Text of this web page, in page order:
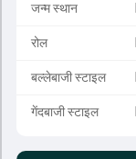
जन्म स्थान
रोल
बल्लेबाजी स्टाइल
गेंदबाजी स्टाइल